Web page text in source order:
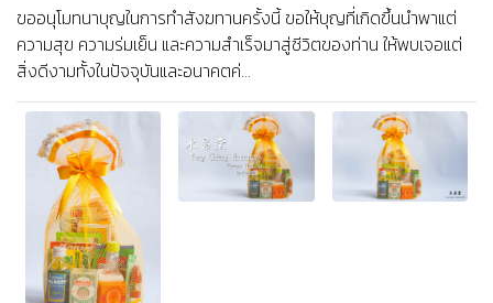
ขออนุโมทนาบุญในการทำสังฆทานครั้งนี้ ขอให้บุญที่เกิดขึ้นนำพาแต่
ความสุข ความร่มเย็น และความสำเร็จมาสู่ชีวิตของท่าน ให้พบเจอแต่
สิ่งดีงามทั้งในปัจจุบันและอนาคตค่...